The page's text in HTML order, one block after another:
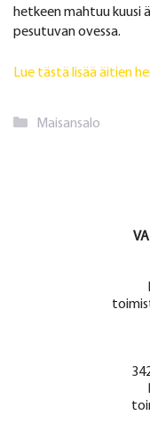
hetkeen mahtuu
pesutuvan ovessa.
Lue tästä lisää äitien
Kategoriat
Maisansalo